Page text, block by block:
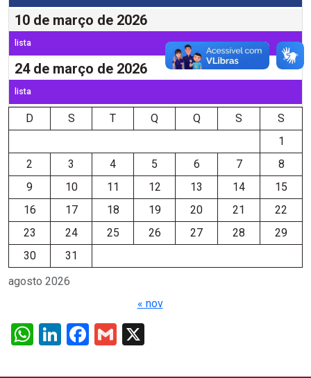
10 de março de 2026
lista
24 de março de 2026
lista
agosto 2026
D S T Q Q S
S
1
2
3 4 5 6 7
8
9
10 11 12 13 14
15
16
17 18 19 20 21
22
23
24 25 26 27 28
29
30
31
« nov
WhatsApp
LinkedIn
Facebook
Gmail